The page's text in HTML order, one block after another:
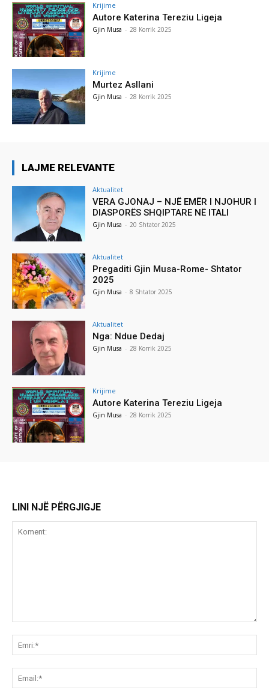
Krijime
Autore Katerina Tereziu Ligeja
Gjin Musa - 28 Korrik 2025
Krijime
Murtez Asllani
Gjin Musa - 28 Korrik 2025
LAJME RELEVANTE
Aktualitet
VERA GJONAJ – NJË EMËR I NJOHUR I
DIASPORËS SHQIPTARE NË ITALI
Gjin Musa - 20 Shtator 2025
Aktualitet
Pregaditi Gjin Musa-Rome- Shtator
2025
Gjin Musa - 8 Shtator 2025
Aktualitet
Nga: Ndue Dedaj
Gjin Musa - 28 Korrik 2025
Krijime
Autore Katerina Tereziu Ligeja
Gjin Musa - 28 Korrik 2025
LINI NJË PËRGJIGJE